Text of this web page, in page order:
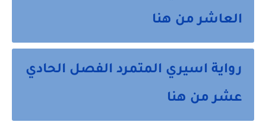
العاشر من هنا
رواية اسيري المتمرد الفصل الحادي
عشر من هنا